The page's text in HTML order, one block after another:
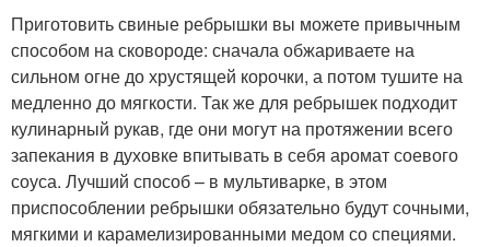
Приготовить свиные ребрышки вы можете привычным
способом на сковороде: сначала обжариваете на
сильном огне до хрустящей корочки, а потом тушите на
медленно до мягкости. Так же для ребрышек подходит
кулинарный рукав, где они могут на протяжении всего
запекания в духовке впитывать в себя аромат соевого
соуса. Лучший способ – в мультиварке, в этом
приспособлении ребрышки обязательно будут сочными,
мягкими и карамелизированными медом со специями.